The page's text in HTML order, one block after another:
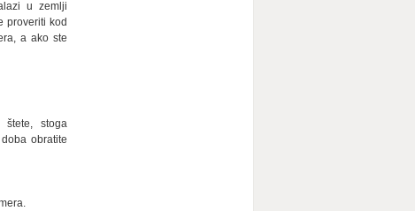
u zemlji
proveriti kod
a ako ste
štete, stoga
obratite